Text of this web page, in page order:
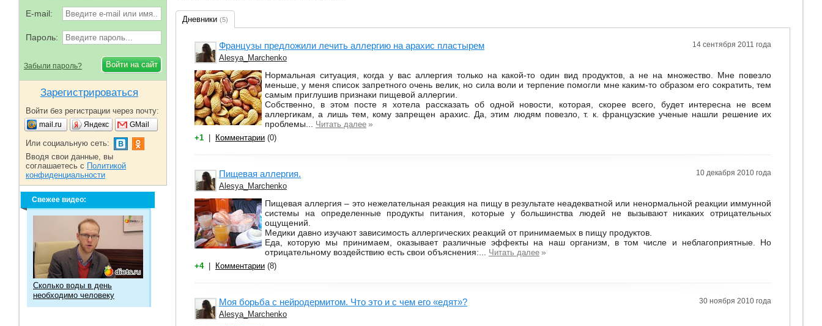
Дневники (5)
Французы предложили лечить аллергию на арахис пластырем 14 сентября 2011 года
Alesya_Marchenko
Нормальная ситуация, когда у вас аллергия только на какой-то один вид продуктов, а не на множество. Мне повезло
меньше, у меня список запретного очень велик, но сила воли и терпение помогли мне каким-то образом его сократить, тем
самым приглушив признаки пищевой аллергии.
Собственно, в этом посте я хотела рассказать об одной новости, которая, скорее всего, будет интересна не всем
аллергикам, а лишь тем, кому запрещен арахис. Да, этим людям повезло, т. к. французские ученые нашли решение их
проблемы... Читать далее »
+1 Комментарии (0)
Пищевая аллергия. 10 декабря 2010 года
Alesya_Marchenko
Пищевая аллергия – это нежелательная реакция на пищу в результате неадекватной или ненормальной реакции иммунной
системы на определенные продукты питания, которые у большинства людей не вызывают никаких отрицательных
ощущений.
Медики давно изучают зависимость аллергических реакций от принимаемых в пищу продуктов.
Еда, которую мы принимаем, оказывает различные эффекты на наш организм, в том числе и неблагоприятные. Но
отрицательному воздействию есть свои объяснения:... Читать далее »
+4 Комментарии (8)
Моя борьба с нейродермитом. Что это и с чем его «едят»? 30 ноября 2010 года
Alesya_Marchenko
E-mail:
Пароль:
Забыли пароль?
Зарегистрироваться
Войти без регистрации через почту:
mail.ru Яндекс GMail
Или социальную сеть:
Вводя свои данные, вы
соглашаетесь с Политикой
конфиденциальности
Свежее видео:
Сколько воды в день
необходимо человеку